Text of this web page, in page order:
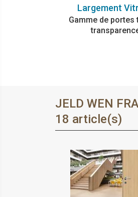
Largement
Gamme de portes
JELD WEN
18 article(s)